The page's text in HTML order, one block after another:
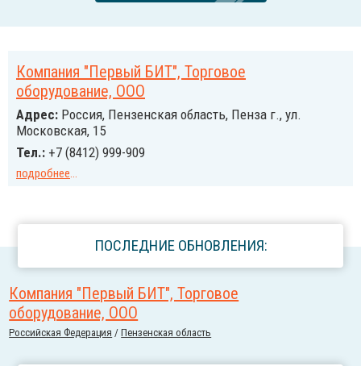
Компания "Первый БИТ", Торговое
оборудование, ООО
Адрес: Россия, Пензенская область, Пенза г., ул.
Московская, 15
Тел.: +7 (8412) 999-909
подробнее...
ПОСЛЕДНИЕ ОБНОВЛЕНИЯ:
Компания "Первый БИТ", Торговое
оборудование, ООО
Российcкая Федерация /Пензенская область